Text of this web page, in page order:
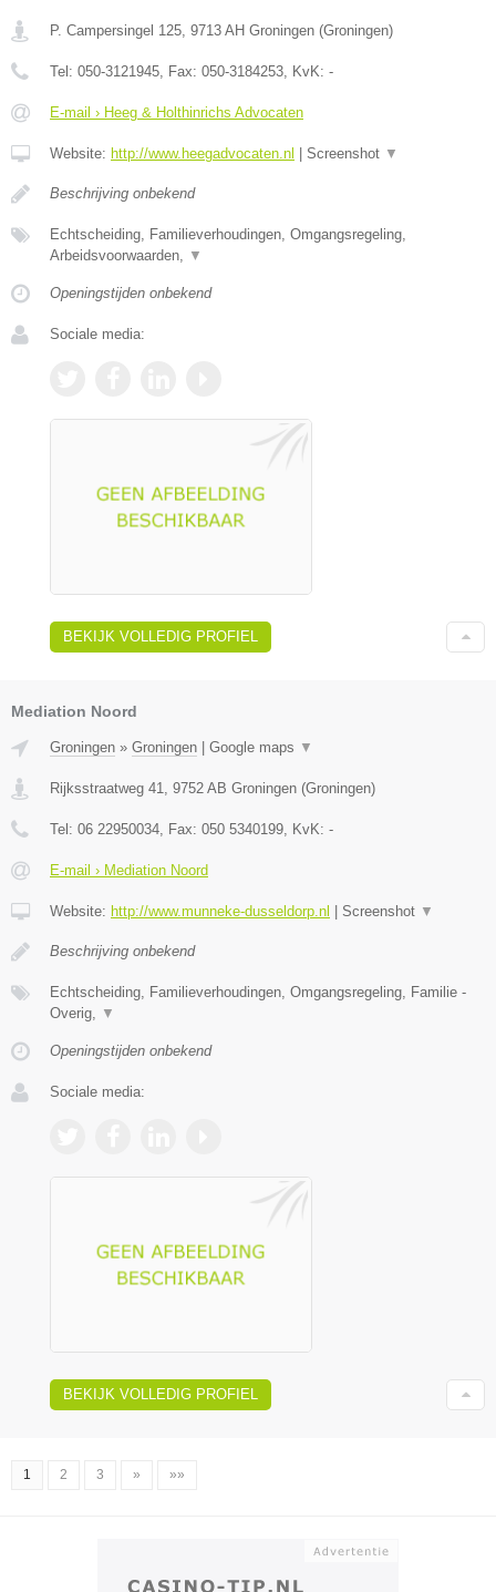
P. Campersingel 125, 9713 AH Groningen (Groningen)
Tel: 050-3121945, Fax: 050-3184253, KvK: -
E-mail › Heeg & Holthinrichs Advocaten
Website: http://www.heegadvocaten.nl Screenshot ▼
Beschrijving onbekend
Echtscheiding, Familieverhoudingen, Omgangsregeling,
Arbeidsvoorwaarden, ▼
Openingstijden onbekend
Sociale media:
BEKIJK VOLLEDIG PROFIEL
Mediation Noord
Groningen » Groningen Google maps ▼
Rijksstraatweg 41 9752 AB Groningen (Groningen)
Tel: 06 22950034 , Fax: 050 5340199 , KvK: -
E-mail › Mediation Noord
Website: http://www.munneke-dusseldorp.nl Screenshot ▼
Beschrijving onbekend
Echtscheiding, Familieverhoudingen, Omgangsregeling, Familie -
Overig,
▼
Openingstijden onbekend
Sociale media:
BEKIJK VOLLEDIG PROFIEL
1 2 3 » »»